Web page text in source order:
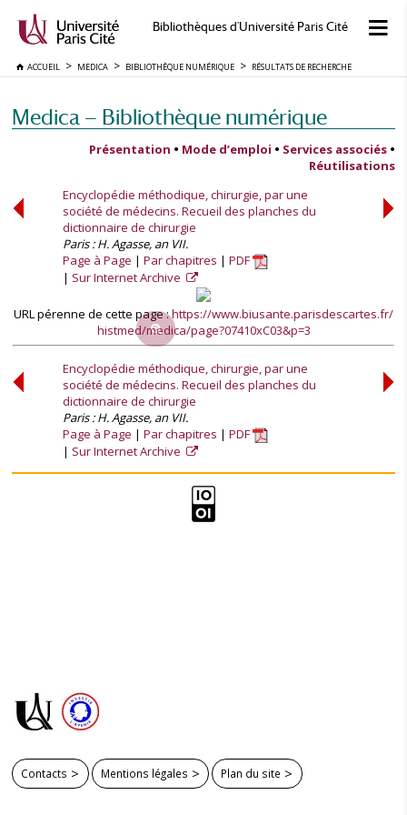
Bibliothèques d'Université Paris Cité
ACCUEIL MEDICA BIBLIOTHÈQUE NUMÉRIQUE RÉSULTATS DE RECHERCHE
Medica — Bibliothèque numérique
Présentation • Mode d’emploi • Services associés •
Réutilisations
Encyclopédie méthodique, chirurgie, par une
société de médecins. Recueil des planches du
dictionnaire de chirurgie
Paris : H. Agasse, an VII.
Page à Page
Par chapitres
PDF
Sur Internet Archive
URL pérenne de cette page :https://www.biusante.parisdescartes.fr/
histmed/medica/page?07410xC03&p=3
Encyclopédie méthodique, chirurgie, par une
société de médecins. Recueil des planches du
dictionnaire de chirurgie
Paris : H. Agasse, an VII.
Page à Page
Par chapitres
PDF
Sur Internet Archive
Contacts Mentions légales Plan du site